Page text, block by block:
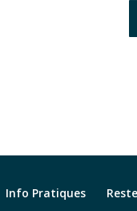
Info Pratiques